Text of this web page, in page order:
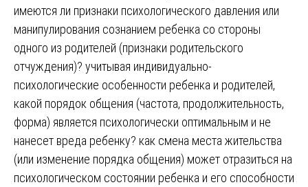
имеются ли признаки психологического давления или
манипулирования сознанием ребенка со стороны
одного из родителей (признаки родительского
отчуждения)? учитывая индивидуально-
психологические особенности ребенка и родителей,
какой порядок общения (частота, продолжительность,
форма) является психологически оптимальным и не
нанесет вреда ребенку? как смена места жительства
(или изменение порядка общения) может отразиться на
психологическом состоянии ребенка и его способности